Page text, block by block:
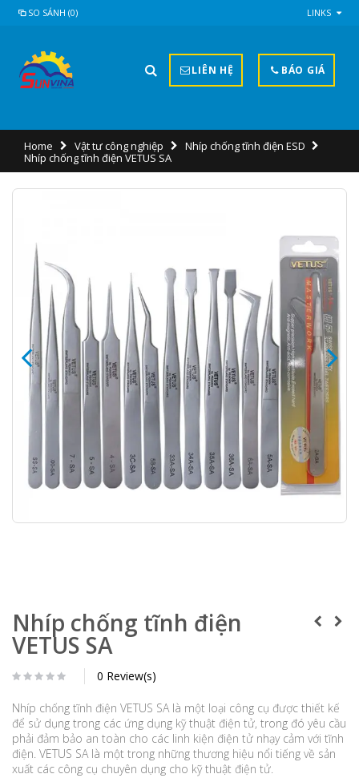
SO SÁNH (0) LINKS
LIÊN HỆ BÁO GIÁ
Home Vật tư công nghiệp
Nhíp chống tĩnh điện ESD
Nhíp chống tĩnh điện VETUS SA
Nhíp chống tĩnh điện
VETUS SA
0 Review(s)
Nhíp chống tĩnh điện VETUS SA là một loại công cụ được thiết kế
để sử dụng trong các ứng dụng kỹ thuật điện tử, trong đó yêu cầu
phải đảm bảo an toàn cho các linh kiện điện tử nhạy cảm với tĩnh
điện. VETUS SA là một trong những thương hiệu nổi tiếng về sản
xuất các công cụ chuyên dụng cho kỹ thuật điện tử.